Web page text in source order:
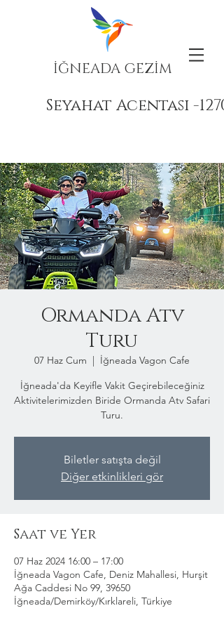
İĞNEADA GEZİM
Seyahat Acentası -
Ormanda Atv
Turu
07 Haz Cum
  |
İğneada Vagon Cafe
İğneada'da Keyifle Vakit Geçirebileceğiniz
Aktivitelerimizden Biride Ormanda Atv Safari
Turu.
Biletler satışta değil
Diğer etkinlikleri gör
Saat ve Yer
07 Haz 2024 16:00 – 17:00
İğneada Vagon Cafe, Deniz Mahallesi, Hurşit
Ağa Caddesi No 99, 39650
İğneada/Demirköy/Kırklareli, Türkiye